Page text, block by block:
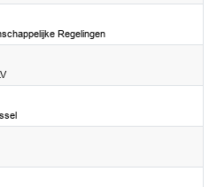
Regelingen